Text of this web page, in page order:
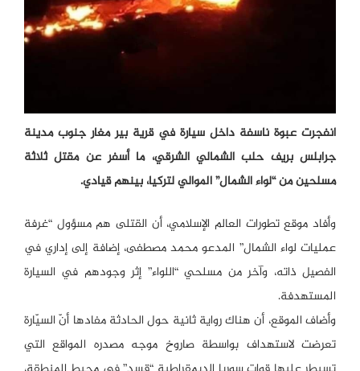
انفجرت عبوة ناسفة داخل سيارة في قرية بير مغار جنوب مدينة
جرابلس بريف حلب الشمالي الشرقي، ما أسفر عن مقتل ثلاثة
مسلحين من “لواء الشمال” الموالي لتركيا، بينهم قيادي.
وأفاد موقع تطورات العالم الإسلامي، أن القتلى هم مسؤول “غرفة
عمليات لواء الشمال” المدعو محمد مصطفى، إضافة إلى إداري في
الفصيل ذاته، وآخر من مسلحي “اللواء” إثر وجودهم في السيارة
المستهدفة.
وأضاف الموقع، أن هناك رواية ثانية حول الحادثة مفادها أنّ السيّارة
تعرضت لاستهداف بواسطة صاروخ موجه مصدره المواقع التي